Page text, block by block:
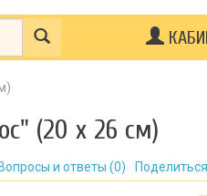
(20 х 26 см)
Вопросы и ответы (0) Поделиться